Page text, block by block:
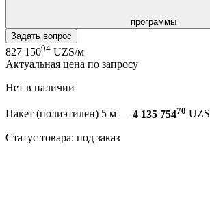
программы
Задать вопрос
827 15094 UZS/м
Актуальная цена по запросу
Нет в наличии
Пакет (полиэтилен) 5 м — 4 135 75470 UZS
Статус товара: под заказ